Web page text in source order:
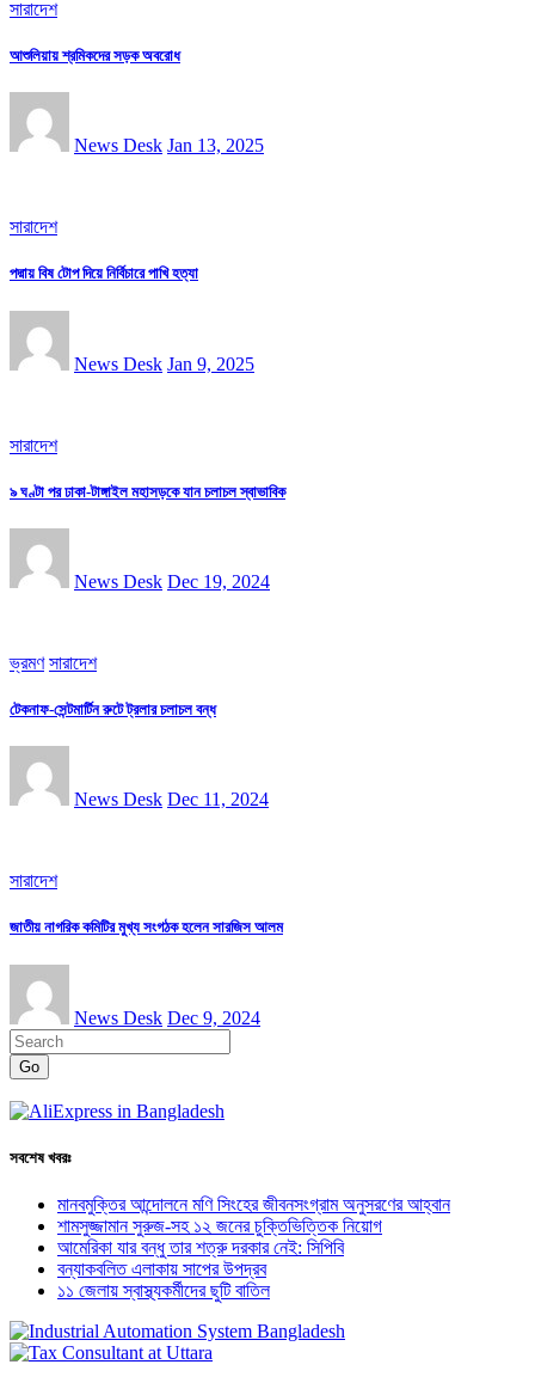
সারাদেশ
আশুলিয়ায় শ্রমিকদের সড়ক অবরোধ
News Desk Jan 13, 2025
সারাদেশ
পদ্মায় বিষ টোপ দিয়ে নির্বিচারে পাখি হত্যা
News Desk Jan 9, 2025
সারাদেশ
৯ ঘণ্টা পর ঢাকা-টাঙ্গাইল মহাসড়কে যান চলাচল স্বাভাবিক
News Desk Dec 19, 2024
ভ্রমণ সারাদেশ
টেকনাফ-সেন্টমার্টিন রুটে ট্রলার চলাচল বন্ধ
News Desk Dec 11, 2024
সারাদেশ
জাতীয় নাগরিক কমিটির মুখ্য সংগঠক হলেন সারজিস আলম
News Desk Dec 9, 2024
Go
সবশেষ খবরঃ
মানবমুক্তির আন্দোলনে মণি সিংহের জীবনসংগ্রাম অনুসরণের আহ্বান
শামসুজ্জামান সুরুজ-সহ ১২ জনের চুক্তিভিত্তিক নিয়োগ
আমেরিকা যার বন্ধু তার শত্রু দরকার নেই: সিপিবি
বন্যাকবলিত এলাকায় সাপের উপদ্রব
১১ জেলায় স্বাস্থ্যকর্মীদের ছুটি বাতিল